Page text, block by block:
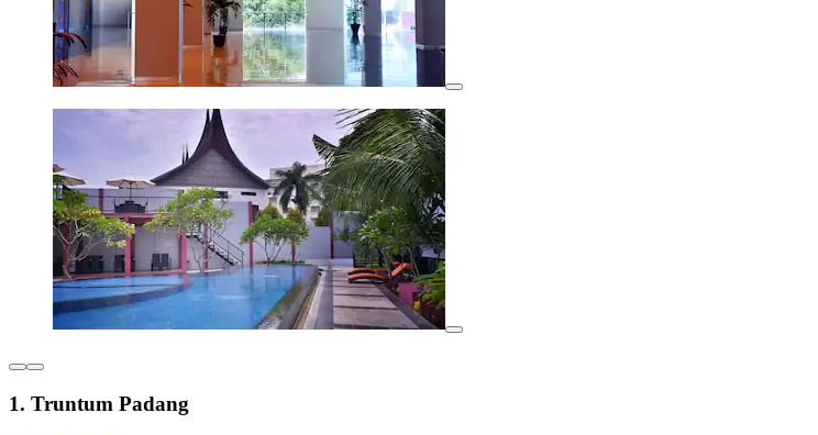
1. Truntum Padang